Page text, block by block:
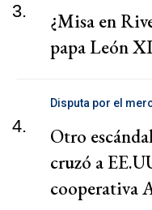
3.
¿Misa en
papa León
4.
Disputa por el
Otro
cruzó a
cooperativa